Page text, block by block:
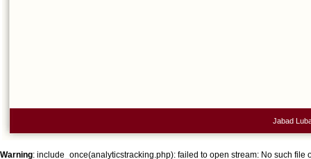
Jabad
Warning: include_once(analyticstracking.php): failed to open stream: No such file